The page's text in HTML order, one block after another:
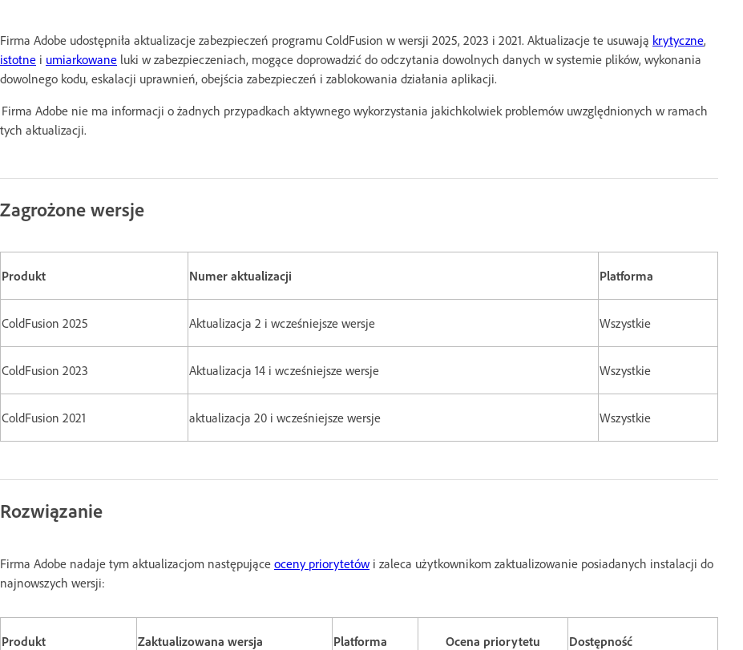
Firma Adobe udostępniła aktualizacje zabezpieczeń programu ColdFusion w wersji 2025, 2023 i 2021. Aktualizacje te usuwają krytyczne,
istotne i umiarkowane luki w zabezpieczeniach, mogące doprowadzić do odczytania dowolnych danych w systemie plików, wykonania
dowolnego kodu, eskalacji uprawnień, obejścia zabezpieczeń i zablokowania działania aplikacji.
Firma Adobe nie ma informacji o żadnych przypadkach aktywnego wykorzystania jakichkolwiek problemów uwzględnionych w ramach
tych aktualizacji.
Zagrożone wersje
Produkt Numer aktualizacji Platforma
ColdFusion 2025 Aktualizacja 2 i wcześniejsze wersje Wszystkie
ColdFusion 2023 Aktualizacja 14 i wcześniejsze wersje Wszystkie
ColdFusion 2021 aktualizacja 20 i wcześniejsze wersje Wszystkie
Rozwiązanie
Firma Adobe nadaje tym aktualizacjom następujące oceny priorytetów i zaleca użytkownikom zaktualizowanie posiadanych instalacji do
najnowszych wersji:
Produkt Zaktualizowana wersja Platforma Ocena priorytetu Dostępność